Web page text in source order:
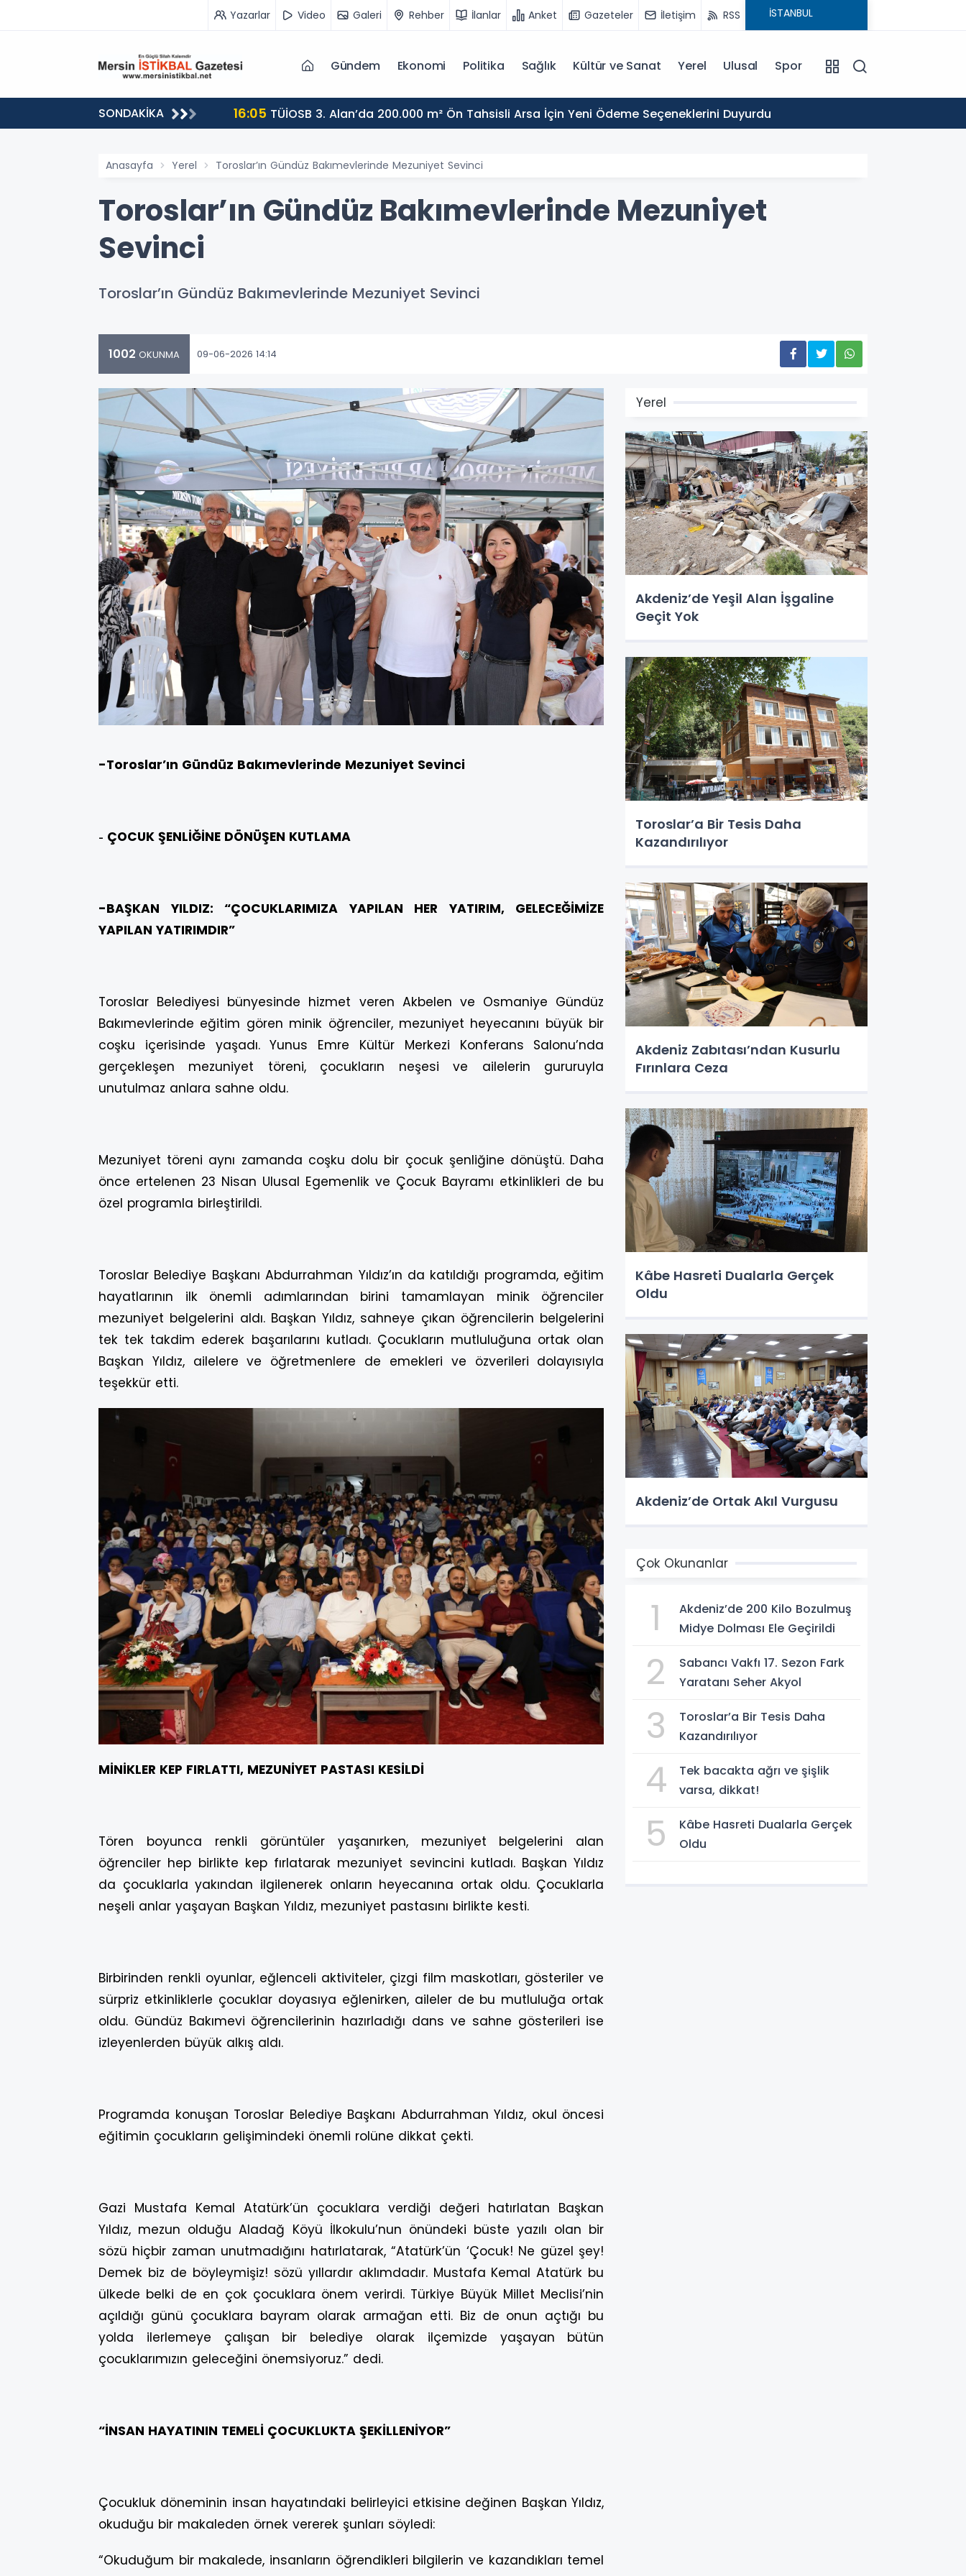
Yazarlar Video Galeri Rehber İlanlar Anket Gazeteler İletişim RSS
Gündem Ekonomi Politika Sağlık Kültür ve Sanat Yerel Ulusal Spor
SONDAKİKA 16:05 TÜİOSB 3. Alan’da 200.000 m² Ön Tahsisli Arsa İçin Yeni Ödeme Seçeneklerini Duyurdu
Anasayfa Yerel Toroslar’ın Gündüz Bakımevlerinde Mezuniyet Sevinci
Toroslar’ın Gündüz Bakımevlerinde Mezuniyet
Sevinci
Toroslar’ın Gündüz Bakımevlerinde Mezuniyet Sevinci
1002 OKUNMA 09-06-2026 14:14
-Toroslar’ın Gündüz Bakımevlerinde Mezuniyet Sevinci
- ÇOCUK ŞENLİĞİNE DÖNÜŞEN KUTLAMA
-BAŞKAN YILDIZ: “ÇOCUKLARIMIZA YAPILAN HER YATIRIM, GELECEĞİMİZE
YAPILAN YATIRIMDIR”
Toroslar Belediyesi bünyesinde hizmet veren Akbelen ve Osmaniye Gündüz
Bakımevlerinde eğitim gören minik öğrenciler, mezuniyet heyecanını büyük bir
coşku içerisinde yaşadı. Yunus Emre Kültür Merkezi Konferans Salonu’nda
gerçekleşen mezuniyet töreni, çocukların neşesi ve ailelerin gururuyla
unutulmaz anlara sahne oldu.
Mezuniyet töreni aynı zamanda coşku dolu bir çocuk şenliğine dönüştü. Daha
önce ertelenen 23 Nisan Ulusal Egemenlik ve Çocuk Bayramı etkinlikleri de bu
özel programla birleştirildi.
Toroslar Belediye Başkanı Abdurrahman Yıldız’ın da katıldığı programda, eğitim
hayatlarının ilk önemli adımlarından birini tamamlayan minik öğrenciler
mezuniyet belgelerini aldı. Başkan Yıldız, sahneye çıkan öğrencilerin belgelerini
tek tek takdim ederek başarılarını kutladı. Çocukların mutluluğuna ortak olan
Başkan Yıldız, ailelere ve öğretmenlere de emekleri ve özverileri dolayısıyla
teşekkür etti.
MİNİKLER KEP FIRLATTI, MEZUNİYET PASTASI KESİLDİ
Tören boyunca renkli görüntüler yaşanırken, mezuniyet belgelerini alan
öğrenciler hep birlikte kep fırlatarak mezuniyet sevincini kutladı. Başkan Yıldız
da çocuklarla yakından ilgilenerek onların heyecanına ortak oldu. Çocuklarla
neşeli anlar yaşayan Başkan Yıldız, mezuniyet pastasını birlikte kesti.
Birbirinden renkli oyunlar, eğlenceli aktiviteler, çizgi film maskotları, gösteriler ve
sürpriz etkinliklerle çocuklar doyasıya eğlenirken, aileler de bu mutluluğa ortak
oldu. Gündüz Bakımevi öğrencilerinin hazırladığı dans ve sahne gösterileri ise
izleyenlerden büyük alkış aldı.
Programda konuşan Toroslar Belediye Başkanı Abdurrahman Yıldız, okul öncesi
eğitimin çocukların gelişimindeki önemli rolüne dikkat çekti.
Gazi Mustafa Kemal Atatürk’ün çocuklara verdiği değeri hatırlatan Başkan
Yıldız, mezun olduğu Aladağ Köyü İlkokulu’nun önündeki büste yazılı olan bir
sözü hiçbir zaman unutmadığını hatırlatarak, “Atatürk’ün ‘Çocuk! Ne güzel şey!
Demek biz de böyleymişiz! sözü yıllardır aklımdadır. Mustafa Kemal Atatürk bu
ülkede belki de en çok çocuklara önem verirdi. Türkiye Büyük Millet Meclisi’nin
açıldığı günü çocuklara bayram olarak armağan etti. Biz de onun açtığı bu
yolda ilerlemeye çalışan bir belediye olarak ilçemizde yaşayan bütün
çocuklarımızın geleceğini önemsiyoruz.” dedi.
“İNSAN HAYATININ TEMELİ ÇOCUKLUKTA ŞEKİLLENİYOR”
Çocukluk döneminin insan hayatındaki belirleyici etkisine değinen Başkan Yıldız,
okuduğu bir makaleden örnek vererek şunları söyledi:
“Okuduğum bir makalede, insanların öğrendikleri bilgilerin ve kazandıkları temel
Yerel
Akdeniz’de Yeşil Alan İşgaline
Geçit Yok
Toroslar’a Bir Tesis Daha
Kazandırılıyor
Akdeniz Zabıtası’ndan Kusurlu
Fırınlara Ceza
Kâbe Hasreti Dualarla Gerçek
Oldu
Akdeniz’de Ortak Akıl Vurgusu
Çok Okunanlar
1
Akdeniz’de 200 Kilo Bozulmuş
Midye Dolması Ele Geçirildi
2
Sabancı Vakfı 17. Sezon Fark
Yaratanı Seher Akyol
3
Toroslar’a Bir Tesis Daha
Kazandırılıyor
4
Tek bacakta ağrı ve şişlik
varsa, dikkat!
5
Kâbe Hasreti Dualarla Gerçek
Oldu